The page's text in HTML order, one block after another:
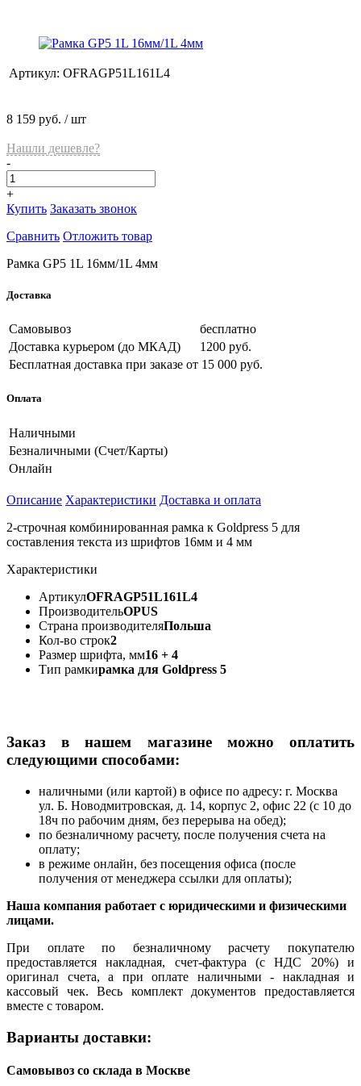
Артикул: OFRAGP51L161L4
8 159 руб. / шт
Нашли дешевле?
-
+
Купить Заказать звонок
Сравнить Отложить товар
Рамка GP5 1L 16мм/1L 4мм
Доставка
Самовывоз
бесплатно
Доставка курьером (до МКАД)
1200 руб.
Бесплатная доставка при заказе от 15 000 руб.
Оплата
Наличными
Безналичными (Счет/Карты)
Онлайн
Описание Характеристики Доставка и оплата
2-строчная комбинированная рамка к Goldpress 5 для
составления текста из шрифтов 16мм и 4 мм
Характеристики
АртикулOFRAGP51L161L4
ПроизводительOPUS
Страна производителяПольша
Кол-во строк2
Размер шрифта, мм16 + 4
Тип рамкирамка для Goldpress 5
Заказ в нашем магазине можно оплатить
следующими способами:
наличными (или картой) в офисе по адресу: г. Москва
ул. Б. Новодмитровская, д. 14, корпус 2, офис 22 (с 10 до
18ч по рабочим дням, без перерыва на обед);
по безналичному расчету, после получения счета на
оплату;
в режиме онлайн, без посещения офиса (после
получения от менеджера ссылки для оплаты);
Наша компания работает с юридическими и физическими
лицами.
При оплате по безналичному расчету покупателю
предоставляется накладная, счет-фактура (с НДС 20%) и
оригинал счета, а при оплате наличными - накладная и
кассовый чек. Весь комплект документов предоставляется
вместе с товаром.
Варианты доставки:
Самовывоз со склада в Москве